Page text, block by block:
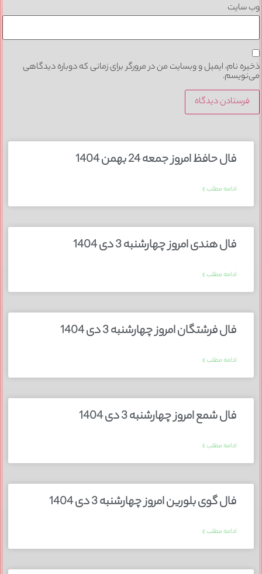
وب‌ سایت
ذخیره نام، ایمیل و وبسایت من در مرورگر برای زمانی که دوباره دیدگاهی
می‌نویسم.
فال حافظ امروز جمعه 24 بهمن 1404
ادامه مطلب »
فال هندی امروز چهارشنبه 3 دی 1404
ادامه مطلب »
فال فرشتگان امروز چهارشنبه 3 دی 1404
ادامه مطلب »
فال شمع امروز چهارشنبه 3 دی 1404
ادامه مطلب »
فال گوی بلورین امروز چهارشنبه 3 دی 1404
ادامه مطلب »